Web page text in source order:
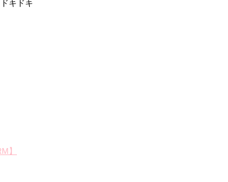
キドキ
】